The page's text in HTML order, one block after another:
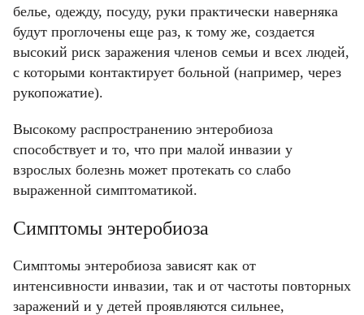
белье, одежду, посуду, руки практически наверняка
будут проглочены еще раз, к тому же, создается
высокий риск заражения членов семьи и всех людей,
с которыми контактирует больной (например, через
рукопожатие).
Высокому распространению энтеробиоза
способствует и то, что при малой инвазии у
взрослых болезнь может протекать со слабо
выраженной симптоматикой.
Симптомы энтеробиоза
Симптомы энтеробиоза зависят как от
интенсивности инвазии, так и от частоты повторных
заражений и у детей проявляются сильнее,